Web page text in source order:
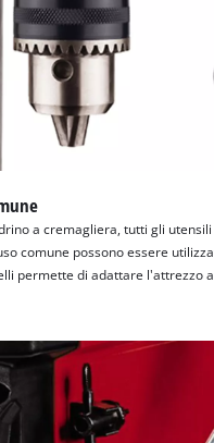
a cremagliera, tutti gli
comune possono essere
permette di adattare l'attrezzo